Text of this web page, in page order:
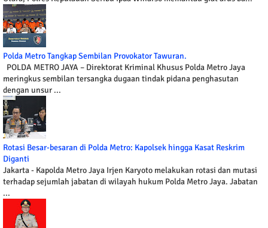
Polda Metro Tangkap Sembilan Provokator Tawuran.
POLDA METRO JAYA – Direktorat Kriminal Khusus Polda Metro Jaya
meringkus sembilan tersangka dugaan tindak pidana penghasutan
dengan unsur ...
Rotasi Besar-besaran di Polda Metro: Kapolsek hingga Kasat Reskrim
Diganti
Jakarta - Kapolda Metro Jaya Irjen Karyoto melakukan rotasi dan mutasi
terhadap sejumlah jabatan di wilayah hukum Polda Metro Jaya. Jabatan
...